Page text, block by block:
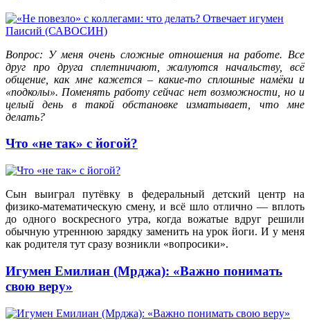
Вопрос: У меня очень сложные отношения на работе. Все
друг про друга сплетничают, жалуются начальству, всё
общение, как мне кажется – какие-то сплошные намёки и
«подколы». Поменять работу сейчас нет возможности, но и
целый день в такой обстановке изматывает, что мне
делать?
Что «не так» с йогой?
Сын выиграл путёвку в федеральный детский центр на
физико-математическую смену, и всё шло отлично — вплоть
до одного воскресного утра, когда вожатые вдруг решили
обычную утреннюю зарядку заменить на урок йоги. И у меня
как родителя тут сразу возникли «вопросики».
Игумен Емилиан (Мрджа): «Важно понимать
свою веру»